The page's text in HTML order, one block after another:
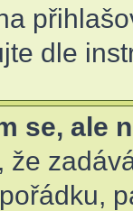
dle
se, ale
že